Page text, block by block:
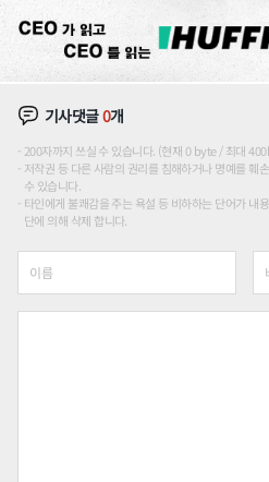
기사댓글0개
200자까지 쓰실 수 있습니다. (현재 0 byte / 최대
저작권 등 다른 사람의 권리를 침해하거나 명예를 훼
수 있습니다.
타인에게 불쾌감을 주는 욕설 등 비하하는 단어가 내
단에 의해 삭제 합니다.